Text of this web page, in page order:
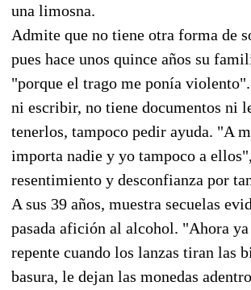
una limosna.
Admite que no tiene otra forma de
pues hace unos quince años su
"porque el trago me ponía
ni escribir, no tiene documentos ni
tenerlos, tampoco pedir ayuda. "A
importa nadie y yo tampoco a
resentimiento y desconfianza por
A sus 39 años, muestra secuelas
pasada afición al alcohol. "Ahora
repente cuando los lanzas tiran las
basura, le dejan las monedas